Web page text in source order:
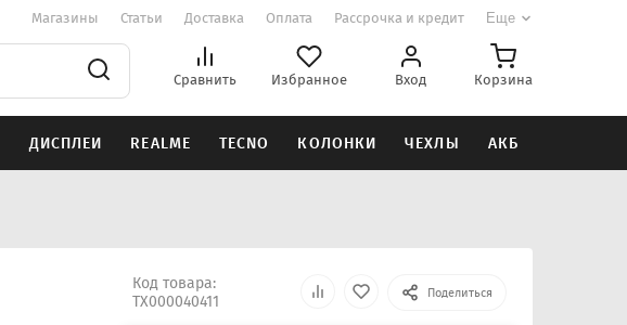
Магазины Статьи Доставка Оплата Рассрочка и кредит Еще
Сравнить Избранное Вход Корзина
ДИСПЛЕИ REALME TECNO КОЛОНКИ ЧЕХЛЫ АКБ
Код товара:
ТХ000040411
Поделиться